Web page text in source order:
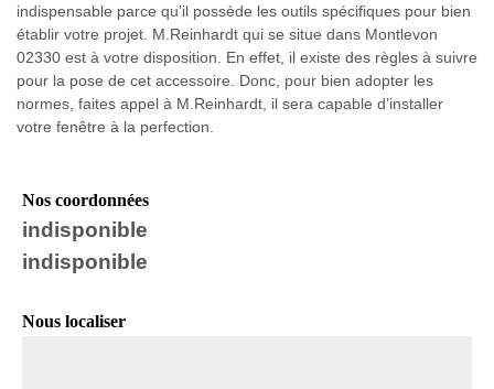
indispensable parce qu’il possède les outils spécifiques pour bien
établir votre projet. M.Reinhardt qui se situe dans Montlevon
02330 est à votre disposition. En effet, il existe des règles à suivre
pour la pose de cet accessoire. Donc, pour bien adopter les
normes, faites appel à M.Reinhardt, il sera capable d’installer
votre fenêtre à la perfection.
Nos coordonnées
indisponible
indisponible
Nous localiser